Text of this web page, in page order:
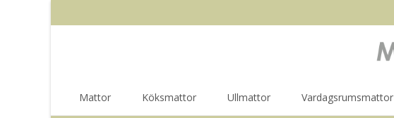
Mattor Köksmattor Ullmattor Vardagsrumsmattor